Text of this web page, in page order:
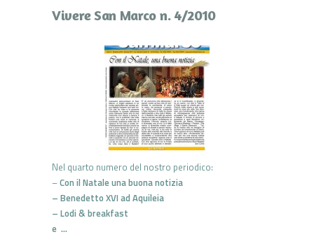
Vivere San Marco n. 4/2010
Nel quarto numero del nostro periodico:
–Con il Natale una buona notizia
– Benedetto XVI ad Aquileia
– Lodi & breakfast
e …